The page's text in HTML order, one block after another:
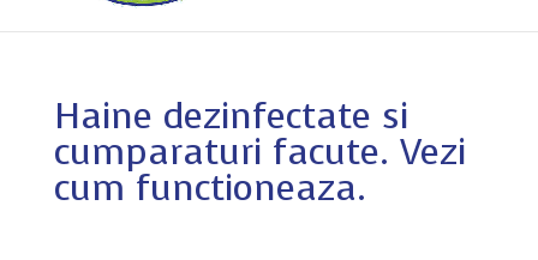
Haine dezinfectate si
cumparaturi facute. Vezi
cum functioneaza.